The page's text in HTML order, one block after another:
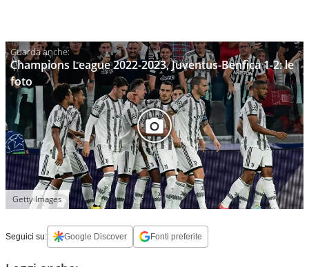
Champions League 2022-2023, Juventus-Benfica 1-2: le
foto
Getty Images
Seguici su: Google Discover Fonti preferite